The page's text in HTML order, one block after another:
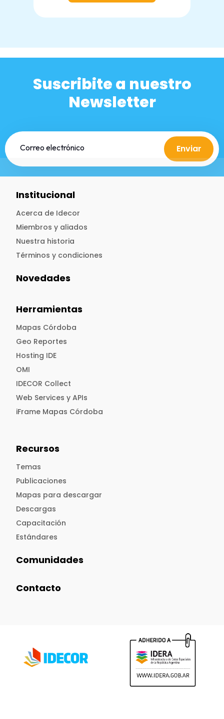
Suscribite a nuestro
Newsletter
Enviar
Institucional
Acerca de Idecor
Miembros y aliados
Nuestra historia
Términos y condiciones
Novedades
Herramientas
Mapas Córdoba
Geo Reportes
Hosting IDE
OMI
IDECOR Collect
Web Services y APIs
iFrame Mapas Córdoba
Recursos
Temas
Publicaciones
Mapas para descargar
Descargas
Capacitación
Estándares
Comunidades
Contacto